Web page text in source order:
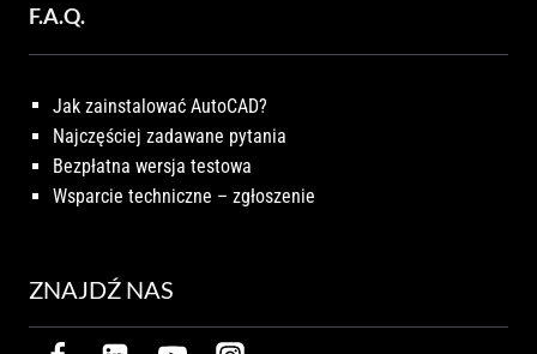
F.A.Q.
Jak zainstalować AutoCAD?
Najczęściej zadawane pytania
Bezpłatna wersja testowa
Wsparcie techniczne – zgłoszenie
ZNAJDŹ NAS